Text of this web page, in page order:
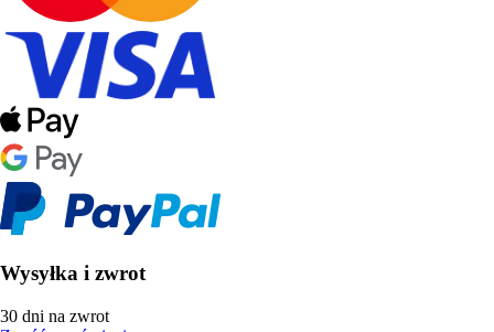
Wysyłka i zwrot
30 dni na zwrot